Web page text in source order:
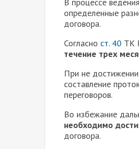
В процессе
определенные
договора.
Согласно ст. 40 ТК
течение трех
При не
составление
переговоров.
Во избежание
необходимо
договора.